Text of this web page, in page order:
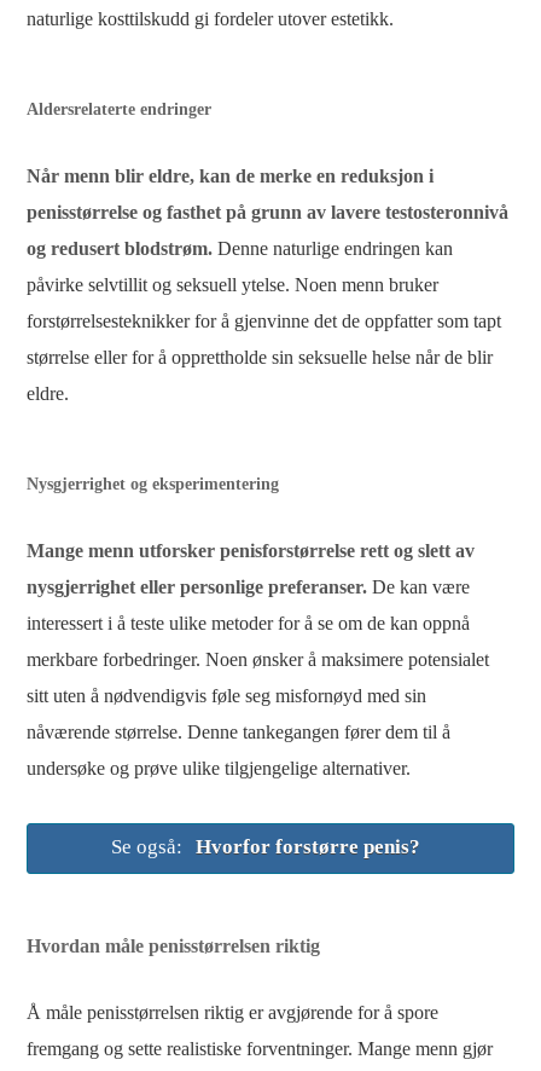
naturlige kosttilskudd gi fordeler utover estetikk.
Aldersrelaterte endringer
Når menn blir eldre, kan de merke en reduksjon i
penisstørrelse og fasthet på grunn av lavere testosteronnivå
og redusert blodstrøm. Denne naturlige endringen kan
påvirke selvtillit og seksuell ytelse. Noen menn bruker
forstørrelsesteknikker for å gjenvinne det de oppfatter som tapt
størrelse eller for å opprettholde sin seksuelle helse når de blir
eldre.
Nysgjerrighet og eksperimentering
Mange menn utforsker penisforstørrelse rett og slett av
nysgjerrighet eller personlige preferanser. De kan være
interessert i å teste ulike metoder for å se om de kan oppnå
merkbare forbedringer. Noen ønsker å maksimere potensialet
sitt uten å nødvendigvis føle seg misfornøyd med sin
nåværende størrelse. Denne tankegangen fører dem til å
undersøke og prøve ulike tilgjengelige alternativer.
Se også: Hvorfor forstørre penis?
Hvordan måle penisstørrelsen riktig
Å måle penisstørrelsen riktig er avgjørende for å spore
fremgang og sette realistiske forventninger. Mange menn gjør